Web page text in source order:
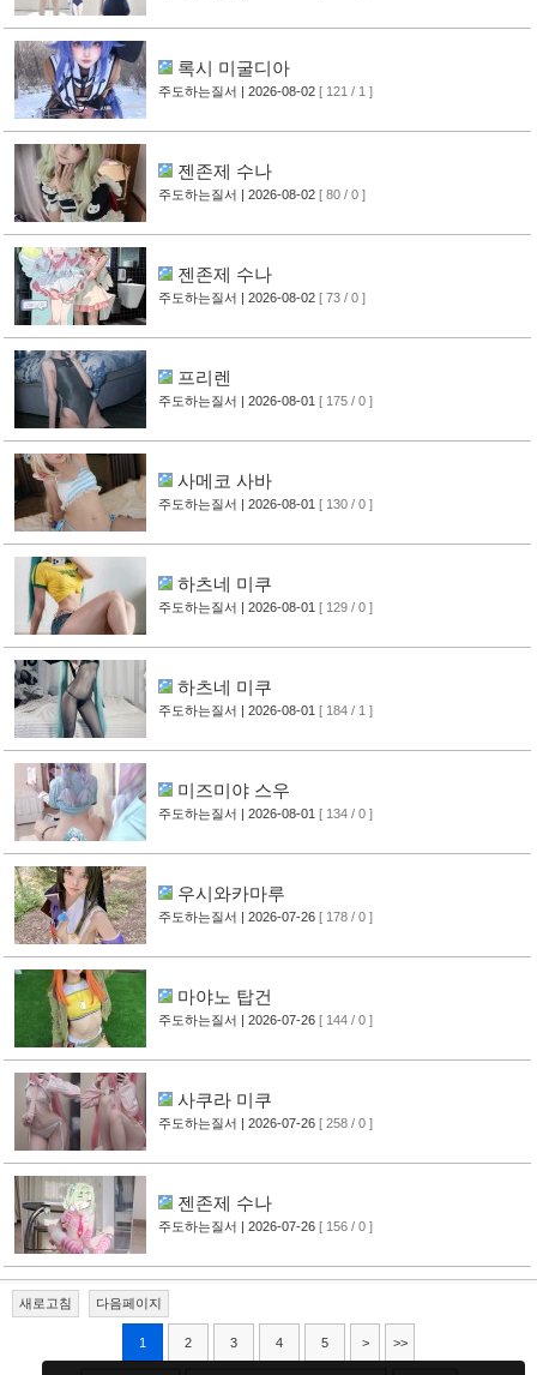
록시 미굴디아
주도하는질서 | 2026-08-02 [ 121 / 1 ]
젠존제 수나
주도하는질서 | 2026-08-02 [ 80 / 0 ]
젠존제 수나
주도하는질서 | 2026-08-02 [ 73 / 0 ]
프리렌
주도하는질서 | 2026-08-01 [ 175 / 0 ]
사메코 사바
주도하는질서 | 2026-08-01 [ 130 / 0 ]
하츠네 미쿠
주도하는질서 | 2026-08-01 [ 129 / 0 ]
하츠네 미쿠
주도하는질서 | 2026-08-01 [ 184 / 1 ]
미즈미야 스우
주도하는질서 | 2026-08-01 [ 134 / 0 ]
우시와카마루
주도하는질서 | 2026-07-26 [ 178 / 0 ]
마야노 탑건
주도하는질서 | 2026-07-26 [ 144 / 0 ]
사쿠라 미쿠
주도하는질서 | 2026-07-26 [ 258 / 0 ]
젠존제 수나
주도하는질서 | 2026-07-26 [ 156 / 0 ]
새로고침 다음페이지
1 2 3 4 5 > >>